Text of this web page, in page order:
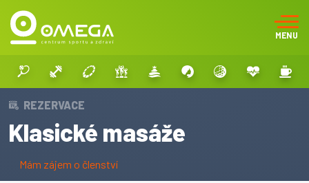
MENU
REZERVACE
Klasické masáže
Mám zájem o členství